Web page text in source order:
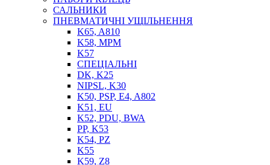
НАГНІТАЧІ
МУФТИ (НАСАДКИ) ДЛЯ ШПРИЦІВ
МАСЛЯНКИ, ЛІЙКИ
ПРЕС-МАСЛЯНКИ
ШЛАНГИ, ТРУБКИ
ШПРИЦИ МАСТИЛЬНІ
САЛЬНИКИ
ПНЕВМАТИЧНІ УЩІЛЬНЕННЯ
K65, A810
K58, MPM
K57
СПЕЦІАЛЬНІ
DK, K25
NIPSL, K30
K50, PSP, E4, A802
K51, EU
K52, PDU, BWA
PP, K53
K54, PZ
K55
K59, Z8